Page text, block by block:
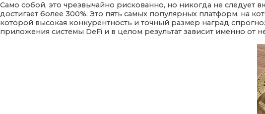
Само собой, это чрезвычайно рискованно, но никогда не следует
достигает более 300%. Это пять самых популярных платформ, на
которой высокая конкурентность и точный размер наград
приложения системы DeFi и в целом результат зависит именно от